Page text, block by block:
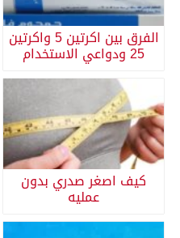
الفرق بين اكرتين 5 واكرتين
25 ودواعي الاستخدام
كيف اصغر صدري بدون
عمليه